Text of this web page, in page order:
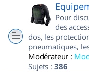
Pour
des
dos, les
pneumatiques,
Modérateur :
Sujets : 386